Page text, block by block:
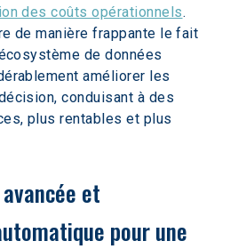
des coûts opérationnels.
de manière frappante le fait
de données
améliorer les
conduisant à des
plus rentables et plus
et
pour une